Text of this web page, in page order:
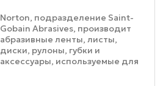
Norton, подразделение Saint-
Gobain Abrasives, производит
абразивные ленты, листы,
диски, рулоны, губки и
аксессуары, используемые для